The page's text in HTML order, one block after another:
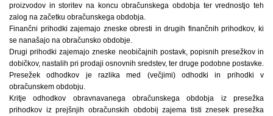
proizvodov in storitev na koncu obračunskega obdobja ter vrednostjo teh
zalog na začetku obračunskega obdobja.
Finančni prihodki zajemajo zneske obresti in drugih finančnih prihodkov, ki
se nanašajo na obračunsko obdobje.
Drugi prihodki zajemajo zneske neobičajnih postavk, popisnih presežkov in
dobičkov, nastalih pri prodaji osnovnih sredstev, ter druge podobne postavke.
Presežek odhodkov je razlika med (večjimi) odhodki in prihodki v
obračunskem obdobju.
Kritje odhodkov obravnavanega obračunskega obdobja iz presežka
prihodkov iz prejšnjih obračunskih obdobij zajema tisti znesek presežka